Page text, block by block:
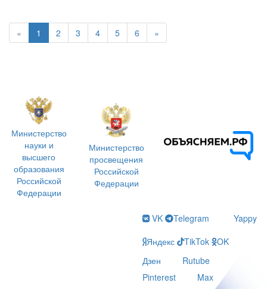
« 1 2 3 4 5 6 »
Министерство
науки и
высшего
образования
Российской
Федерации
Министерство
просвещения
Российской
Федерации
VK Telegram
Yappy
Яндекс
TikTok
OK
Дзен
Rutube
Pinterest
Max